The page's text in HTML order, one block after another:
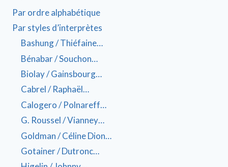
Par ordre alphabétique
Par styles d’interprètes
Bashung / Thiéfaine…
Bénabar / Souchon…
Biolay / Gainsbourg…
Cabrel / Raphaël…
Calogero / Polnareff…
G. Roussel / Vianney…
Goldman / Céline Dion…
Gotainer / Dutronc…